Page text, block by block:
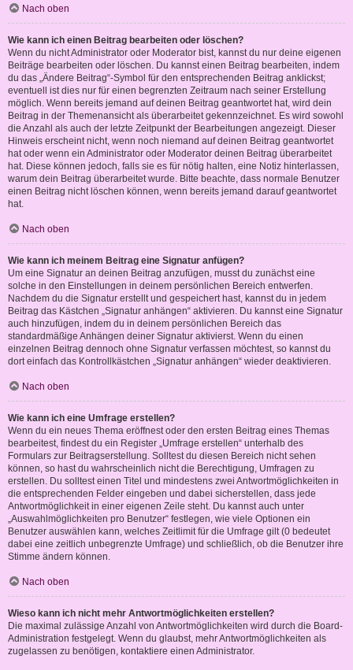
Nach oben
Wie kann ich einen Beitrag bearbeiten oder löschen?
Wenn du nicht Administrator oder Moderator bist, kannst du nur deine eigenen
Beiträge bearbeiten oder löschen. Du kannst einen Beitrag bearbeiten, indem
du das „Ändere Beitrag“-Symbol für den entsprechenden Beitrag anklickst;
eventuell ist dies nur für einen begrenzten Zeitraum nach seiner Erstellung
möglich. Wenn bereits jemand auf deinen Beitrag geantwortet hat, wird dein
Beitrag in der Themenansicht als überarbeitet gekennzeichnet. Es wird sowohl
die Anzahl als auch der letzte Zeitpunkt der Bearbeitungen angezeigt. Dieser
Hinweis erscheint nicht, wenn noch niemand auf deinen Beitrag geantwortet
hat oder wenn ein Administrator oder Moderator deinen Beitrag überarbeitet
hat. Diese können jedoch, falls sie es für nötig halten, eine Notiz hinterlassen,
warum dein Beitrag überarbeitet wurde. Bitte beachte, dass normale Benutzer
einen Beitrag nicht löschen können, wenn bereits jemand darauf geantwortet
hat.
Nach oben
Wie kann ich meinem Beitrag eine Signatur anfügen?
Um eine Signatur an deinen Beitrag anzufügen, musst du zunächst eine
solche in den Einstellungen in deinem persönlichen Bereich entwerfen.
Nachdem du die Signatur erstellt und gespeichert hast, kannst du in jedem
Beitrag das Kästchen „Signatur anhängen“ aktivieren. Du kannst eine Signatur
auch hinzufügen, indem du in deinem persönlichen Bereich das
standardmäßige Anhängen deiner Signatur aktivierst. Wenn du einen
einzelnen Beitrag dennoch ohne Signatur verfassen möchtest, so kannst du
dort einfach das Kontrollkästchen „Signatur anhängen“ wieder deaktivieren.
Nach oben
Wie kann ich eine Umfrage erstellen?
Wenn du ein neues Thema eröffnest oder den ersten Beitrag eines Themas
bearbeitest, findest du ein Register „Umfrage erstellen“ unterhalb des
Formulars zur Beitragserstellung. Solltest du diesen Bereich nicht sehen
können, so hast du wahrscheinlich nicht die Berechtigung, Umfragen zu
erstellen. Du solltest einen Titel und mindestens zwei Antwortmöglichkeiten in
die entsprechenden Felder eingeben und dabei sicherstellen, dass jede
Antwortmöglichkeit in einer eigenen Zeile steht. Du kannst auch unter
„Auswahlmöglichkeiten pro Benutzer“ festlegen, wie viele Optionen ein
Benutzer auswählen kann, welches Zeitlimit für die Umfrage gilt (0 bedeutet
dabei eine zeitlich unbegrenzte Umfrage) und schließlich, ob die Benutzer ihre
Stimme ändern können.
Nach oben
Wieso kann ich nicht mehr Antwortmöglichkeiten erstellen?
Die maximal zulässige Anzahl von Antwortmöglichkeiten wird durch die Board-
Administration festgelegt. Wenn du glaubst, mehr Antwortmöglichkeiten als
zugelassen zu benötigen, kontaktiere einen Administrator.